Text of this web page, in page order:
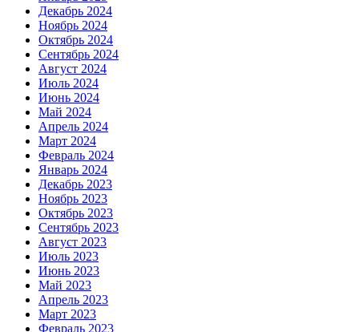
Декабрь 2024
Ноябрь 2024
Октябрь 2024
Сентябрь 2024
Август 2024
Июль 2024
Июнь 2024
Май 2024
Апрель 2024
Март 2024
Февраль 2024
Январь 2024
Декабрь 2023
Ноябрь 2023
Октябрь 2023
Сентябрь 2023
Август 2023
Июль 2023
Июнь 2023
Май 2023
Апрель 2023
Март 2023
Февраль 2023